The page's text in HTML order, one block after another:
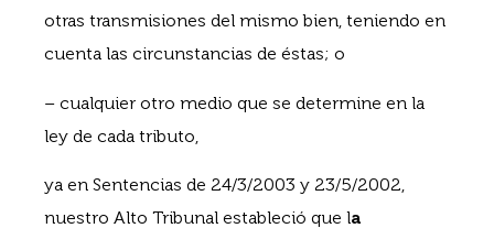
otras transmisiones del mismo bien, teniendo en
cuenta las circunstancias de éstas; o
– cualquier otro medio que se determine en la
ley de cada tributo,
ya en Sentencias de 24/3/2003 y 23/5/2002,
nuestro Alto Tribunal estableció que la